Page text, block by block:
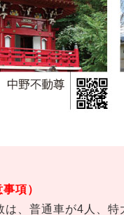
項）
は、普通車が4人、特